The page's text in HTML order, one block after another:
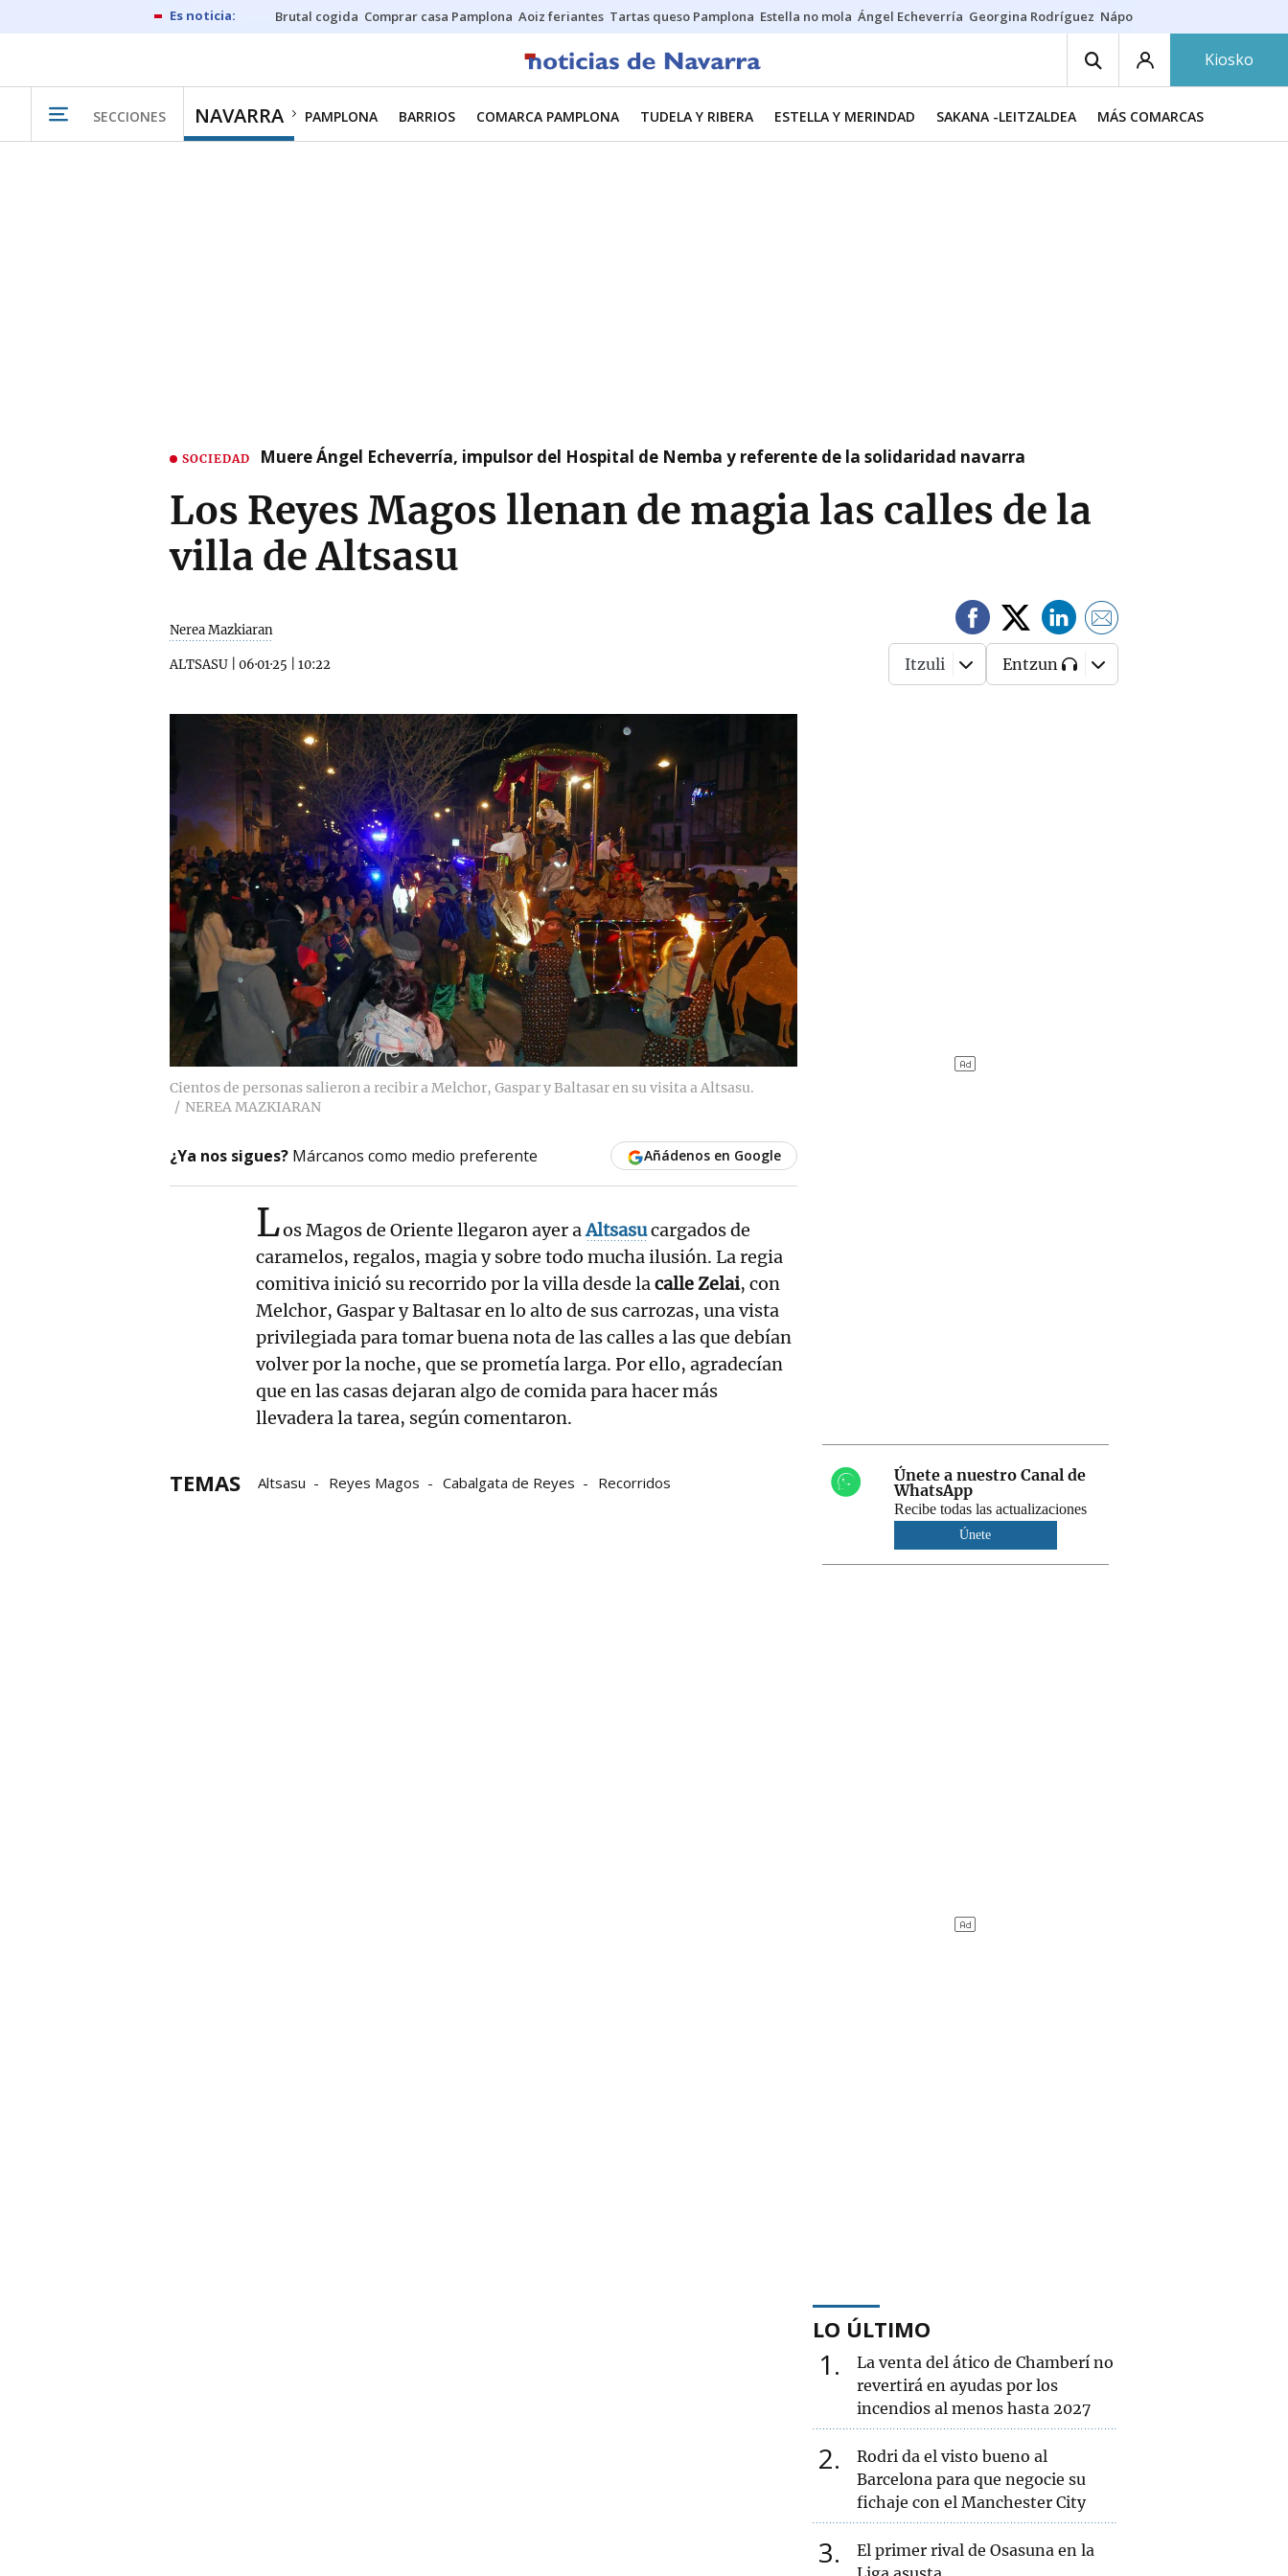
Brutal cogida Comprar casa Pamplona Aoiz feriantes Tartas queso Pamplona Estella no mola Ángel Echeverría Georgina Rodríguez Nápoles - Osasuna
Kiosko
SECCIONES NAVARRA PAMPLONA BARRIOS COMARCA PAMPLONA TUDELA Y RIBERA ESTELLA Y MERINDAD SAKANA -LEITZALDEA MÁS COMARCAS
SOCIEDAD Muere Ángel Echeverría, impulsor del Hospital de Nemba y referente de la solidaridad navarra
Los Reyes Magos llenan de magia las calles de la
villa de Altsasu
Nerea Mazkiaran
ALTSASU 06·01·25 10:22 Itzuli Entzun
Cientos de personas salieron a recibir a Melchor, Gaspar y Baltasar en su visita a Altsasu.
NEREA MAZKIARAN
¿Ya nos sigues? Márcanos como medio preferente Añádenos en Google
Los Magos de Oriente llegaron ayer aAltsasucargados de
caramelos, regalos, magia y sobre todo mucha ilusión. La regia
comitiva inició su recorrido por la villa desde lacalle Zelai, con
Melchor, Gaspar y Baltasar en lo alto de sus carrozas, una vista
privilegiada para tomar buena nota de las calles a las que debían
volver por la noche, que se prometía larga. Por ello, agradecían
que en las casas dejaran algo de comida para hacer más
llevadera la tarea, según comentaron.
TEMAS Altsasu Reyes Magos Cabalgata de Reyes Recorridos
Únete a nuestro Canal de
WhatsApp
Recibe todas las actualizaciones
Únete
LO ÚLTIMO
1
La venta del ático de Chamberí no
revertirá en ayudas por los
incendios al menos hasta 2027
2
Rodri da el visto bueno al
Barcelona para que negocie su
fichaje con el Manchester City
3
El primer rival de Osasuna en la